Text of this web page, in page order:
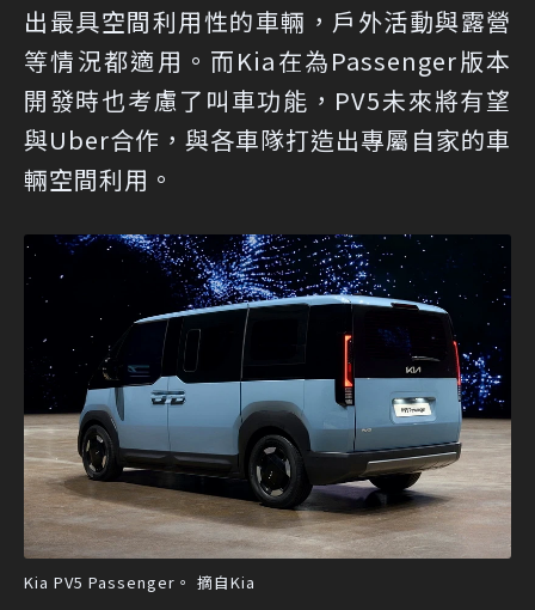
出最具空間利用性的車輛，戶外活動與露營
等情況都適用。而Kia在為Passenger版本
開發時也考慮了叫車功能，PV5未來將有望
與Uber合作，與各車隊打造出專屬自家的車
輛空間利用。
Kia PV5 Passenger。 摘自Kia